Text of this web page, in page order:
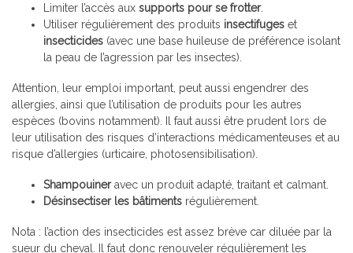
Limiter l’accès aux supports pour se frotter.
Utiliser régulièrement des produits insectifuges et
insecticides (avec une base huileuse de préférence isolant
la peau de l’agression par les insectes).
Attention, leur emploi important, peut aussi engendrer des
allergies, ainsi que l’utilisation de produits pour les autres
espèces (bovins notamment). Il faut aussi être prudent lors de
leur utilisation des risques d’interactions médicamenteuses et au
risque d’allergies (urticaire, photosensibilisation).
Shampouineravec un produit adapté, traitant et calmant.
Désinsectiser les bâtiments régulièrement.
Nota : l’action des insecticides est assez brève car diluée par la
sueur du cheval. Il faut donc renouveler régulièrement les